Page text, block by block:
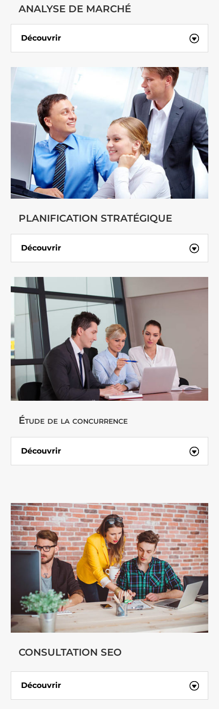
ANALYSE DE MARCHÉ
Découvrir
PLANIFICATION STRATÉGIQUE
Découvrir
Étude de la concurrence
Découvrir
CONSULTATION SEO
Découvrir